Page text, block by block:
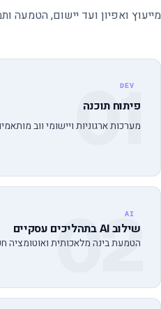
מייעוץ ואפיון ועד יישום, הטמעה
01
DEV
פיתוח תוכנה
מערכות ארגוניות ויישומי ווב
02
AI
שילוב AI בתהליכים עסקיים
הטמעת בינה מלאכותית